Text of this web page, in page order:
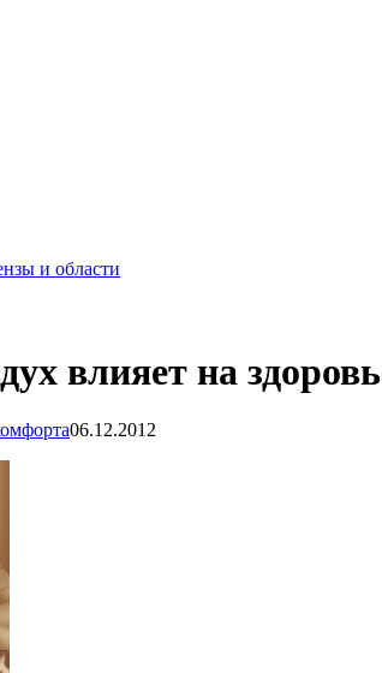
и области
влияет на
06.12.2012